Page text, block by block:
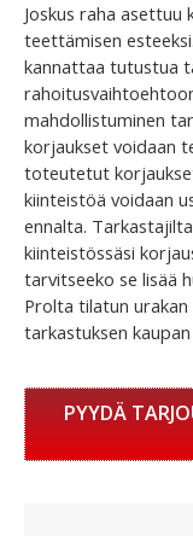
Joskus raha asettuu
teettämisen
kannattaa tutustua
mahdollistuminen
korjaukset voidaan
toteutetut
kiinteistöä voidaan
ennalta.
kiinteistössäsi
tarvitseeko se lisää
Prolta tilatun urakan
tarkastuksen kaupan
PYYDÄ